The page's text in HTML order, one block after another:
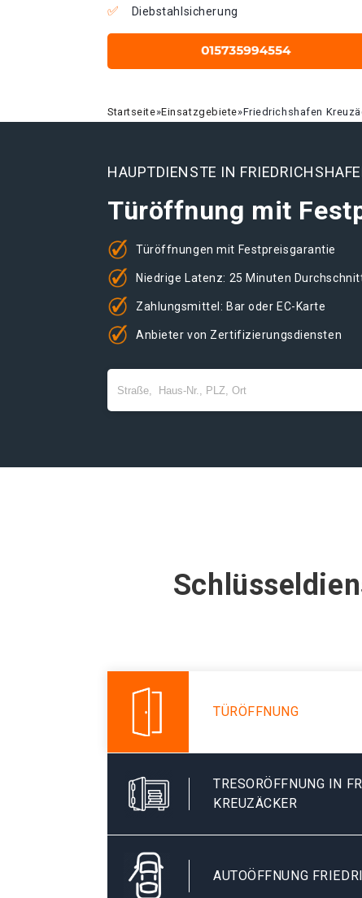
Diebstahlsicherung
Startseite»Einsatzgebiete»Friedrichshafen
HAUPTDIENSTE IN
Türöffnung mit
Türöffnungen mit Festpreisgarantie
Niedrige Latenz: 25 Minuten
Zahlungsmittel: Bar oder EC-Karte
Anbieter von Zertifizierungsdiensten
TÜRÖFFNUNG
TRESORÖFFNUNG IN
KREUZÄCKER
AUTOÖFFNUNG